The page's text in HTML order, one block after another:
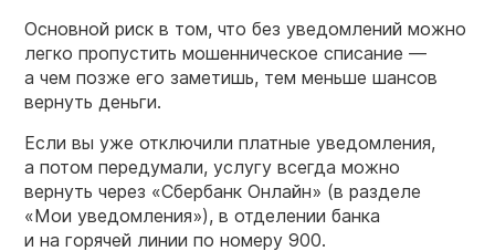
Основной риск в том, что без уведомлений можно
легко пропустить мошенническое списание —
а чем позже его заметишь, тем меньше шансов
вернуть деньги.
Если вы уже отключили платные уведомления,
а потом передумали, услугу всегда можно
вернуть через «Сбербанк Онлайн» (в разделе
«Мои уведомления»), в отделении банка
и на горячей линии по номеру 900.